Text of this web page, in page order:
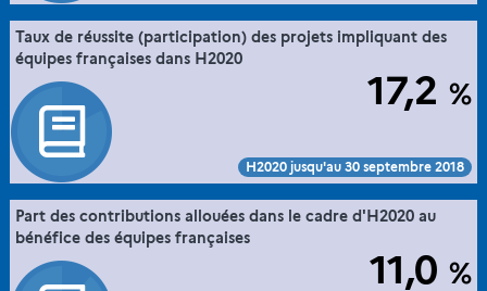
Taux de réussite (participation) des projets impliquant des
équipes françaises dans H2020
17,2 %
H2020 jusqu'au 30 septembre 2018
Voir :
Intégrer :
Partager :
Extrait de la fiche "
28. la France dans l'espace européen de la
recherche via sa participation à Horizon 2020
".
Source :
Commission européenne, E-Corda -H2020 projects and
participants database (30/10/2015), traitement MESR-DGESIP/DGRI-
Part des contributions allouées dans le cadre d'H2020 au
bénéfice des équipes françaises
11,0 %
Extrait de la fiche "
28. la France dans l'espace européen de la
recherche via sa participation à Horizon 2020
".
Source :
Commission européenne, E-Corda -H2020 projects and